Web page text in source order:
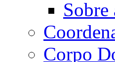
Sobre
Corpo